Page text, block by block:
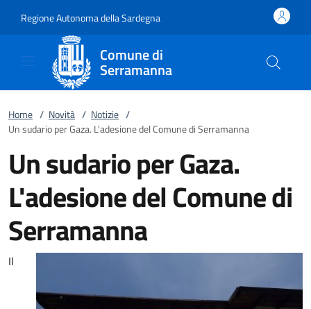
Regione Autonoma della Sardegna
Comune di
Serramanna
Home / Novità / Notizie /
Un sudario per Gaza. L'adesione del Comune di Serramanna
Un sudario per Gaza.
L'adesione del Comune di
Serramanna
Il